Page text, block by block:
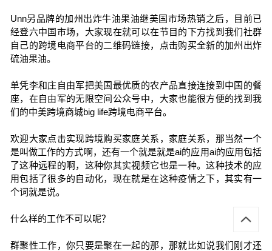
Unn另品牌的加州出炸牛油果油继美国市场热销之后，目前已
经登六中国市场，大家现在就可以在节目的下方找到我们社群
自己的跨境电商平台的二维码链接，点击购买全新的加州出炸
硫油果油。
单凭李和庄自由军把美国最优质的农产品直接连接到中国的餐
座，在自由军的无限空间公众号中，大家也能很方便的找到我
们的中美跨境商城big life跨境电商平台。
欢迎大家点击实现跨境购买家庭关系，家庭关系，那当然一个
是叫做工作的方式啊，还有一个就是就是ai的应用ai的应用包括
了这种远程的啊，这种你其实视频它也是一种。这种技术的应
用包括了很多的自动化，现在就是在这种疫情之下，其实有一
个词就是说。
什么样的工作不可以呢？
群聚性工作，你只要是聚在一起的那，那就比如说我们刚才还